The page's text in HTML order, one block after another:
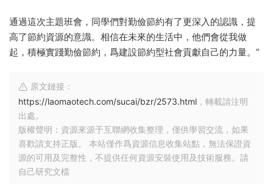
通過這次主題班會，同學們對勤儉節約有了更深入的認識，提
高了節約資源的意識。相信在未來的生活中，他們會從我做
起，積極實踐勤儉節約，爲建設節約型社會貢獻自己的力量。”
原文鏈接：
https://laomaotech.com/sucai/bzr/2573.html ，轉載請注明
出處。
版權聲明：資源來源于互聯網收集整理，僅供學習交流，如果
喜歡請支持正版。 本站僅作爲資源信息收集站點，無法保證資
源的可用及完整性，不提供任何資源安裝使用及技術服務。請
自己研究文檔